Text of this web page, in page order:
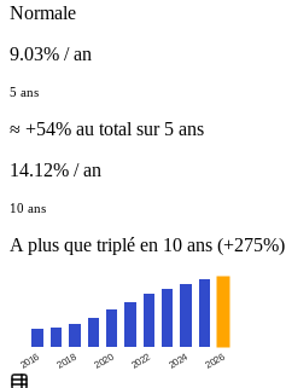
Normale
9.03% / an
5 ans
≈ +54% au total sur 5 ans
14.12% / an
10 ans
A plus que triplé en 10 ans (+275%)
2016 2018 2020 2022 2024 2026